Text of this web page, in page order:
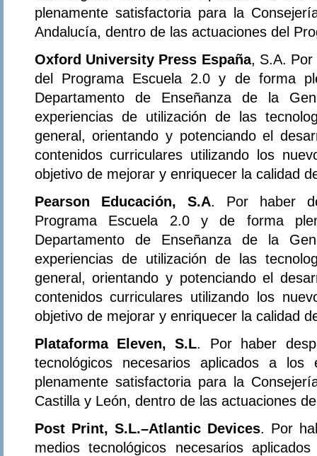
plenamente satisfactoria para la
Andalucía, dentro de las actuaciones del
Oxford University Press España, S.A. Por
del Programa Escuela 2.0 y de forma
Departamento de Enseñanza de la
experiencias de utilización de las
general, orientando y potenciando el
contenidos curriculares utilizando los
objetivo de mejorar y enriquecer la calidad
Pearson Educación, S.A. Por haber
Programa Escuela 2.0 y de forma
Departamento de Enseñanza de la
experiencias de utilización de las
general, orientando y potenciando el
contenidos curriculares utilizando los
objetivo de mejorar y enriquecer la calidad
Plataforma Eleven, S.L. Por haber
tecnológicos necesarios aplicados a los
plenamente satisfactoria para la
Castilla y León, dentro de las actuaciones
Post Print, S.L.–Atlantic Devices. Por
medios tecnológicos necesarios